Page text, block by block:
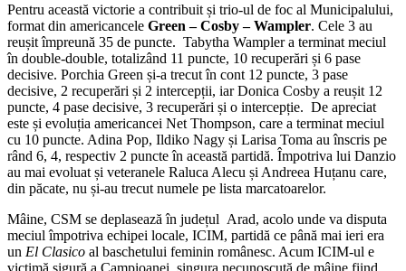
Pentru această victorie a contribuit și trio-ul de foc al Municipalului,
format din americancele Green – Cosby – Wampler. Cele 3 au
reușit împreună 35 de puncte. Tabytha Wampler a terminat meciul
în double-double, totalizând 11 puncte, 10 recuperări și 6 pase
decisive. Porchia Green și-a trecut în cont 12 puncte, 3 pase
decisive, 2 recuperări și 2 intercepții, iar Donica Cosby a reușit 12
puncte, 4 pase decisive, 3 recuperări și o intercepție. De apreciat
este și evoluția americancei Net Thompson, care a terminat meciul
cu 10 puncte. Adina Pop, Ildiko Nagy și Larisa Toma au înscris pe
rând 6, 4, respectiv 2 puncte în această partidă. Împotriva lui Danzio
au mai evoluat și veteranele Raluca Alecu și Andreea Huțanu care,
din păcate, nu și-au trecut numele pe lista marcatoarelor.
Mâine, CSM se deplasează în județul Arad, acolo unde va disputa
meciul împotriva echipei locale, ICIM, partidă ce până mai ieri era
un El Clasico al baschetului feminin românesc. Acum ICIM-ul e
victimă sigură a Campioanei, singura necunoscută de mâine fiind